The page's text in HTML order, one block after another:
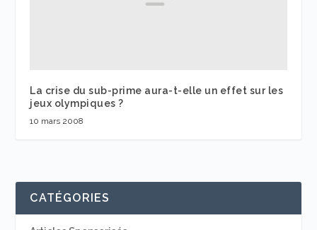
La crise du sub-prime aura-t-elle un effet sur les
jeux olympiques ?
10 mars 2008
CATÉGORIES